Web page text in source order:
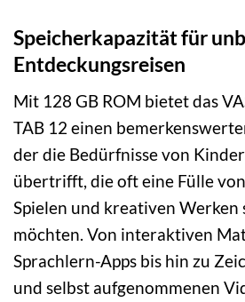
Speicherkapazität für
Entdeckungsreisen
Mit 128 GB ROM bietet das
TAB 12 einen
der die Bedürfnisse von
übertrifft, die oft eine Fülle
Spielen und kreativen Werken
möchten. Von interaktiven
Sprachlern-Apps bis hin zu
und selbst aufgenommenen